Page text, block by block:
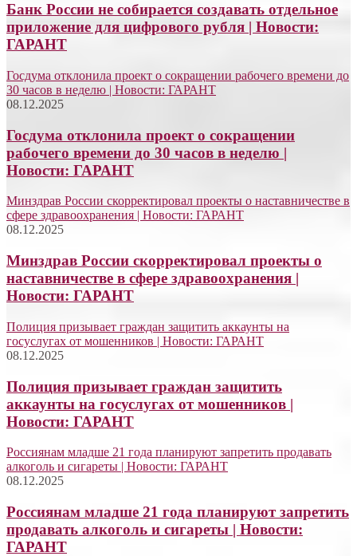
Банк России не собирается создавать отдельное
приложение для цифрового рубля | Новости:
ГАРАНТ
Госдума отклонила проект о сокращении рабочего времени до
30 часов в неделю | Новости: ГАРАНТ
08.12.2025
Госдума отклонила проект о сокращении
рабочего времени до 30 часов в неделю |
Новости: ГАРАНТ
Минздрав России скорректировал проекты о наставничестве в
сфере здравоохранения | Новости: ГАРАНТ
08.12.2025
Минздрав России скорректировал проекты о
наставничестве в сфере здравоохранения |
Новости: ГАРАНТ
Полиция призывает граждан защитить аккаунты на
госуслугах от мошенников | Новости: ГАРАНТ
08.12.2025
Полиция призывает граждан защитить
аккаунты на госуслугах от мошенников |
Новости: ГАРАНТ
Россиянам младше 21 года планируют запретить продавать
алкоголь и сигареты | Новости: ГАРАНТ
08.12.2025
Россиянам младше 21 года планируют запретить
продавать алкоголь и сигареты | Новости:
ГАРАНТ